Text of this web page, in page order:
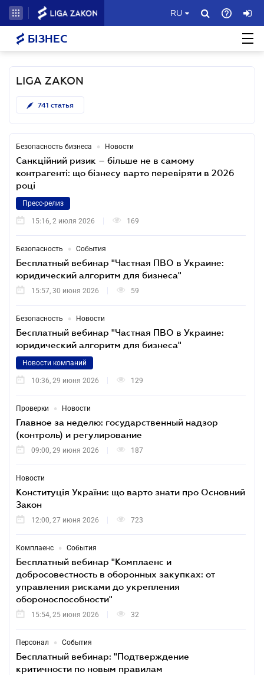
RU
БІЗНЕС
LIGA ZAKON
741 статья
Безопасность бизнеса • Новости
Санкційний ризик – більше не в самому
контрагенті: що бізнесу варто перевіряти в 2026
році
Пресс-релиз
15:16, 2 июля 2026 169
Безопасность • События
Бесплатный вебинар "Частная ПВО в Украине:
юридический алгоритм для бизнеса"
15:57, 30 июня 2026 59
Безопасность • Новости
Бесплатный вебинар "Частная ПВО в Украине:
юридический алгоритм для бизнеса"
Новости компаний
10:36, 29 июня 2026 129
Проверки • Новости
Главное за неделю: государственный надзор
(контроль) и регулирование
09:00, 29 июня 2026 187
Новости
Конституція України: що варто знати про Основний
Закон
12:00, 27 июня 2026 723
Комплаенс • События
Бесплатный вебинар "Комплаенс и
добросовестность в оборонных закупках: от
управления рисками до укрепления
обороноспособности"
15:54, 25 июня 2026 32
Персонал • События
Бесплатный вебинар: "Подтверждение
критичности по новым правилам